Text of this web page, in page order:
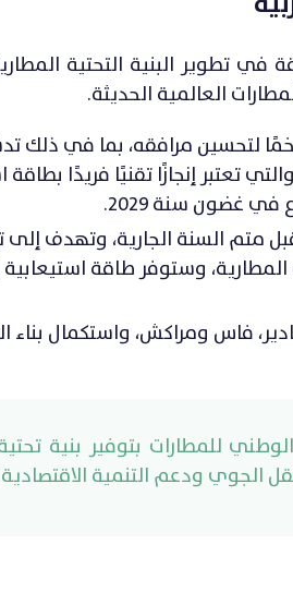
تطوير البنية التحتية
العالمية الحديثة.
لتحسين مرافقه، بما في ذلك
غضون سنة 2029.
متم السنة الجارية، وتهدف إلى
فاس ومراكش، واستكمال بناء
للمطارات بتوفير بنية
الجوي ودعم التنمية